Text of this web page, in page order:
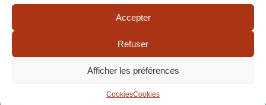
Accepter
Refuser
Afficher les préférences
CookiesCookies
Confidentialité & Cookies
Conditions générales